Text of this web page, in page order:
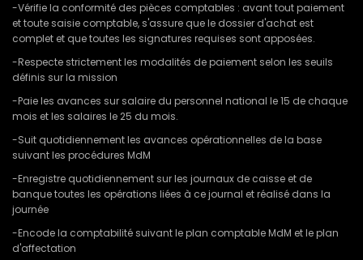
-Vérifie la conformité des pièces comptables : avant tout paiement
et toute saisie comptable, s'assure que le dossier d'achat est
complet et que toutes les signatures requises sont apposées.
-Respecte strictement les modalités de paiement selon les seuils
définis sur la mission
-Paie les avances sur salaire du personnel national le 15 de chaque
mois et les salaires le 25 du mois.
-Suit quotidiennement les avances opérationnelles de la base
suivant les procédures MdM
-Enregistre quotidiennement sur les journaux de caisse et de
banque toutes les opérations liées à ce journal et réalisé dans la
journée
-Encode la comptabilité suivant le plan comptable MdM et le plan
d'affectation